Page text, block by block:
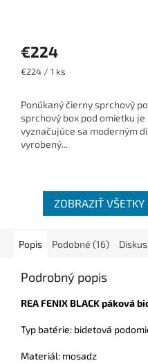
€224
Jednotková
€224 / 1 ks
Ponúkaný čierny sprchový
sprchový box pod omietku
vyznačujúce sa moderným
vyrobený...
ZOBRAZIŤ
Popis Podobné (16)
Podrobný popis
REA FENIX BLACK páková
Typ batérie: bidetová
Materiál: mosadz